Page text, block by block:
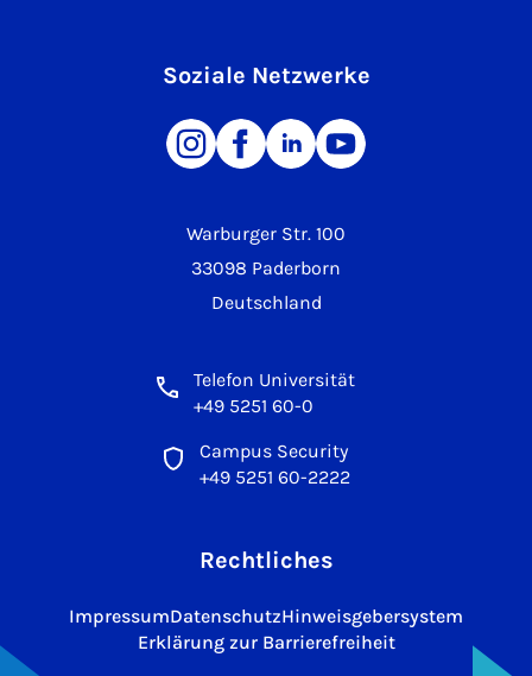
Warburger Str. 100
33098 Paderborn
Deutschland
Telefon Universität
+49 5251 60-0
Campus Security
+49 5251 60-2222
Soziale Netzwerke
Rechtliches
ImpressumDatenschutzHinweisgebersystem
Erklärung zur Barrierefreiheit